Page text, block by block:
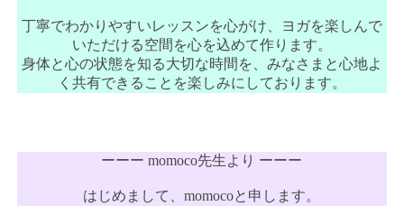
丁寧でわかりやすいレッスンを心がけ、ヨガを楽しんで
いただける空間を心を込めて作ります。
身体と心の状態を知る大切な時間を、みなさまと心地よ
く共有できることを楽しみにしております。
ーーー momoco先生より ーーー
はじめまして、momocoと申します。